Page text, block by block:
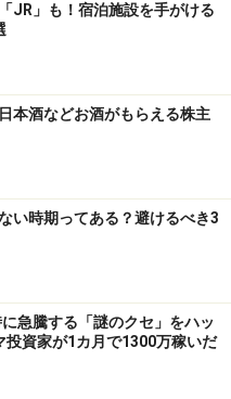
JR」も！宿泊施設を手がける
本酒などお酒がもらえる株主
い時期ってある？避けるべき3
急騰する「謎のクセ」をハッ
投資家が1カ月で1300万稼いだ